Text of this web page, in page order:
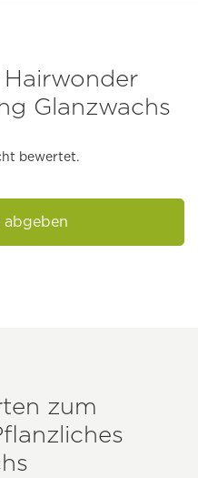
Glanzwachs
bewertet.
abgeben
zum